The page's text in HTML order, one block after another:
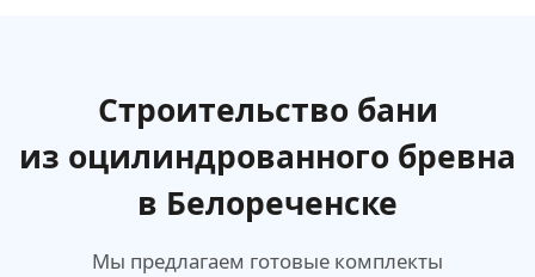
Строительство бани
из оцилиндрованного бревна
в Белореченске
Мы предлагаем готовые комплекты